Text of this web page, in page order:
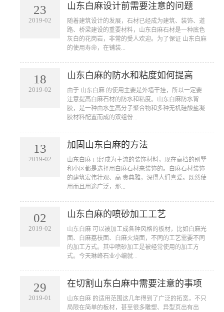
23
2019-02
山东白麻设计前需要注意的问题
随着建筑设计的发展，石材已经成为建筑、装饰、道
路、桥梁建设的重要材料，山东白麻石材是一种底色
灰白的花岗岩，非常的受人欢迎。为了保证 山东白麻
的使用寿命，在铺装...
18
2019-02
山东白麻的防水和粘度如何提高
由于 山东白麻 的使用主要是外墙干挂，所以一定要
注意提高白麻石材的防水和粘度。山东白麻防水背
胶，是一种由水生高分子聚合物和多种无机硅酸盐凝
胶材料配置而成的双组份...
13
2019-02
加固山东白麻的方法
山东白麻 已经成为主流的装饰材料，现在高档的别墅
和小区都是选择用白麻石材来装饰的。白麻石材装饰
的建筑宏伟壮观、高 贵典雅，深得人们喜爱。既然使
用而且用途广泛，那...
02
2019-02
山东白麻的喷砂加工工艺
山东白麻 可以被加工成各种风格的板材，比如白麻光
面、白麻荔枝面、白麻火烧面，不同的工艺需要不同
的加工方式。其中喷砂加工是被经常使用的加工方
式。今天琳峰石业小编就...
29
2019-01
在切割山东白麻中需要注意的事项
山东白麻 的适用范围这几年得到了广泛的拓宽，不只
局限在简单的板材，甚至很多雕塑、异型页出有出